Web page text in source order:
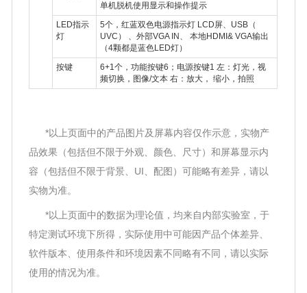
单机脱机使用显示和操作提示
LED指示
灯
5个，红蓝双色电源指示灯 LCD屏、USB（
UVC） 、外部VGA IN、 本地HDMI& VGA输出
（4颗都是蓝色LED灯）
按键
6+1个，功能按键6；电源按键1 左：灯光，视
频切换，图像/文本 右：放大， 缩小，拍照
*以上页面中的产品图片及屏幕内容仅作示意，实物产
品效果（包括但不限于外观、颜色、尺寸）和屏幕显示内
容（包括但不限于背景、UI、配图）可能略有差异，请以
实物为准。
*以上页面中的数据为理论值，均来自内部实验室，于
特定测试环境下所得，实际使用中可能因产品个体差异、
软件版本、使用条件和环境因素不同略有不同，请以实际
使用的情况为准。